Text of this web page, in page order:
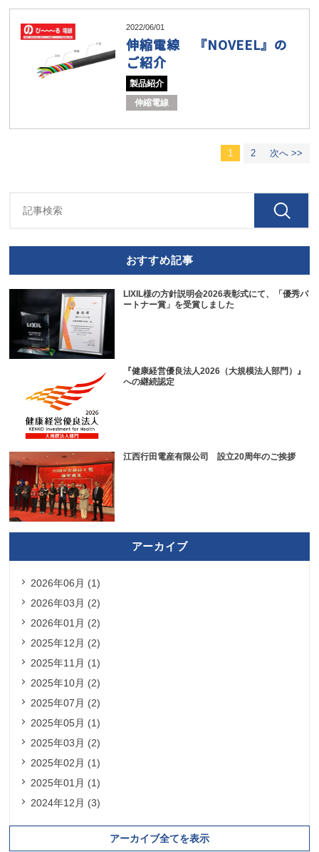
2022/06/01
伸縮電線 『NOVEEL』の
ご紹介
製品紹介
伸縮電線
1 2 次へ >>
おすすめ記事
LIXIL様の方針説明会2026表彰式にて、「優秀パ
ートナー賞」を受賞しました
『健康経営優良法人2026（大規模法人部門）』
への継続認定
江西行田電産有限公司 設立20周年のご挨拶
アーカイブ
2026年06月 (1)
2026年03月 (2)
2026年01月 (2)
2025年12月 (2)
2025年11月 (1)
2025年10月 (2)
2025年07月 (2)
2025年05月 (1)
2025年03月 (2)
2025年02月 (1)
2025年01月 (1)
2024年12月 (3)
アーカイブ全てを表示